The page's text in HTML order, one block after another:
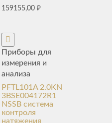
159155,00 ₽
Приборы для
измерения и
анализа
PFTL101A 2.0KN
3BSE004172R1
NSSB система
контроля
натяжения